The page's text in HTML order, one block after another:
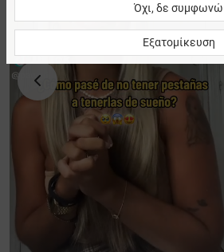
Όχι, δε συμφωνώ
Εξατομίκευση